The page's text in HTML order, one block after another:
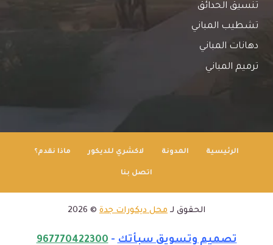
تنسيق الحدائق
تشطيب المباني
دهانات المباني
ترميم المباني
الرئيسية المدونة لاكشري للديكور ماذا نقدم؟
اتصل بنا
الحقوق لـ محل ديكورات جدة © 2026
تصميم وتسويق سبأتك-
967770422300